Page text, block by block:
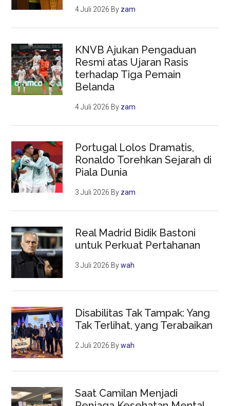
4 Juli 2026 By zam
KNVB Ajukan Pengaduan
Resmi atas Ujaran Rasis
terhadap Tiga Pemain
Belanda
4 Juli 2026 By zam
Portugal Lolos Dramatis,
Ronaldo Torehkan Sejarah di
Piala Dunia
3 Juli 2026 By zam
Real Madrid Bidik Bastoni
untuk Perkuat Pertahanan
3 Juli 2026 Bywah
Disabilitas Tak Tampak: Yang
Tak Terlihat, yang Terabaikan
2 Juli 2026 Bywah
Saat Camilan Menjadi